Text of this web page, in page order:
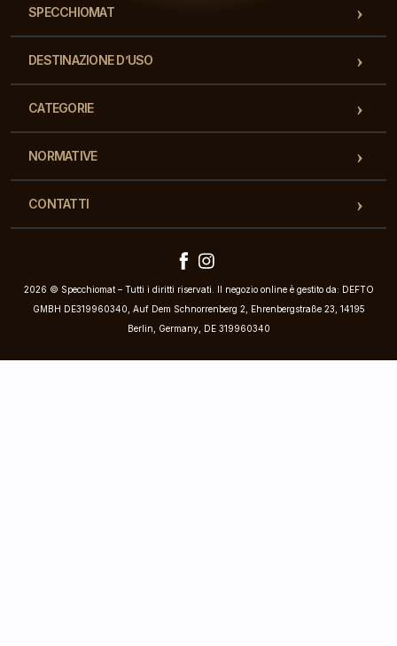
SPECCHIOMAT
DESTINAZIONE D’USO
CATEGORIE
NORMATIVE
CONTATTI
2026 © Specchiomat – Tutti i diritti riservati. Il negozio online è gestito da: DEFTO
GMBH DE319960340, Auf Dem Schnorrenberg 2, Ehrenbergstraße 23, 14195
Berlin, Germany, DE 319960340